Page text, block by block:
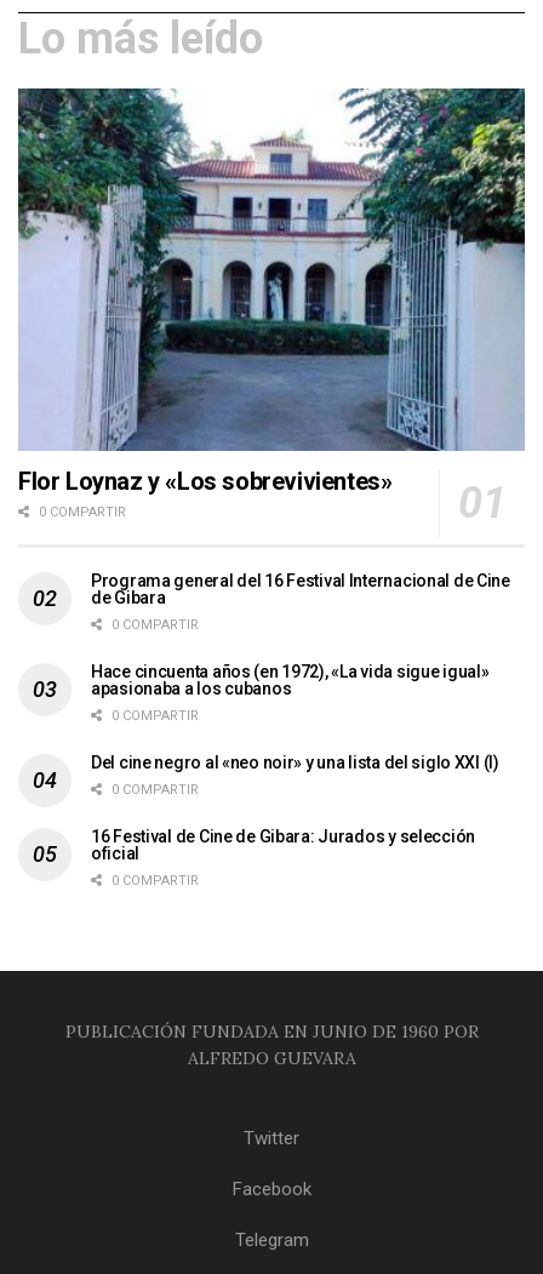
Lo más leído
Flor Loynaz y «Los sobrevivientes»
0 COMPARTIR
Programa general del 16 Festival Internacional de Cine
de Gibara
0 COMPARTIR
Hace cincuenta años (en 1972), «La vida sigue igual»
apasionaba a los cubanos
0 COMPARTIR
Del cine negro al «neo noir» y una lista del siglo XXI (I)
0 COMPARTIR
16 Festival de Cine de Gibara: Jurados y selección
oficial
0 COMPARTIR
PUBLICACIÓN FUNDADA EN JUNIO DE 1960 POR
ALFREDO GUEVARA
Twitter
Facebook
Telegram